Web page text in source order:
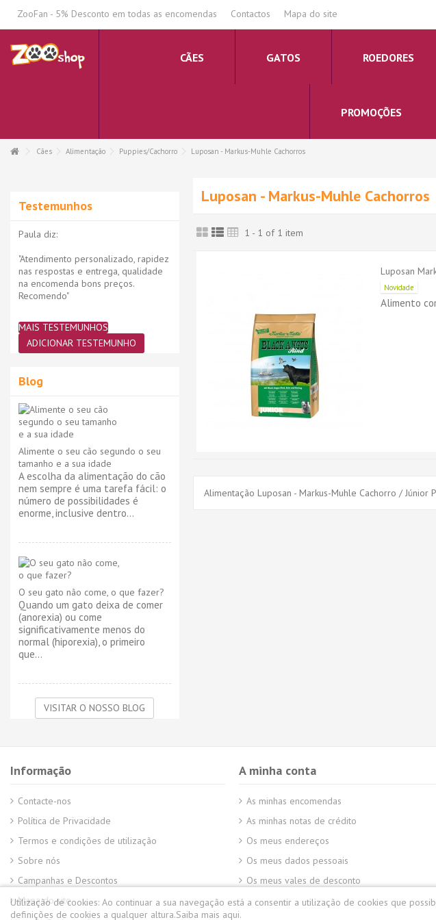
ZooFan - 5% Desconto em todas as encomendas Contactos Mapa do site
CÃES GATOS ROEDORES
PROMOÇÕES
Cães Alimentação Puppies/Cachorro Luposan - Markus-Muhle Cachorros
Luposan - Markus-Muhle Cachorros
1 - 1 of 1 item
Luposan
Novidade
Alimento
Alimentação Luposan - Markus-Muhle Cachorro / Júnior
Testemunhos
Paula diz:
"Atendimento personalizado, rapidez
nas respostas e entrega, qualidade
na encomenda bons preços.
Recomendo"
MAIS TESTEMUNHOS
ADICIONAR TESTEMUNHO
Blog
Alimente o seu cão segundo o seu
tamanho e a sua idade
A escolha da alimentação do cão
nem sempre é uma tarefa fácil: o
número de possibilidades é
enorme, inclusive dentro...
O seu gato não come, o que fazer?
Quando um gato deixa de comer
(anorexia) ou come
significativamente menos do
normal (hiporexia), o primeiro
que...
VISITAR O NOSSO BLOG
Informação
Contacte-nos
Política de Privacidade
Termos e condições de utilização
Sobre nós
Campanhas e Descontos
Mapa do site
A minha conta
As minhas encomendas
As minhas notas de crédito
Os meus endereços
Os meus dados pessoais
Os meus vales de desconto
Utilização de cookies: Ao continuar a sua navegação está a consentir a utilização de cookies que
definições de cookies a qualquer altura.Saiba mais aqui.